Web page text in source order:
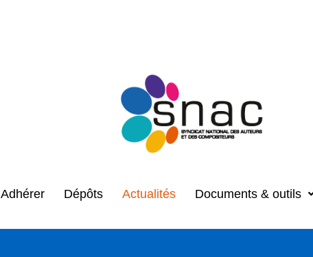
Adhérer Dépôts Actualités Documents & outils